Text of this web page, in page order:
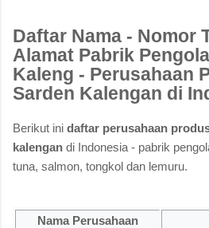
Daftar Nama - Nomor
Alamat Pabrik
Kaleng - Perusahaan
Sarden Kalengan di
Berikut ini daftar perusahaan
kalengan di Indonesia - pabrik
tuna, salmon, tongkol dan lemuru.
Nama Perusahaan